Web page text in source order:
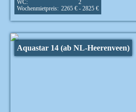
WC:
2
Wochenmietpreis: 2265 € - 2825 €
Aquastar 14 (ab NL-Heerenveen)